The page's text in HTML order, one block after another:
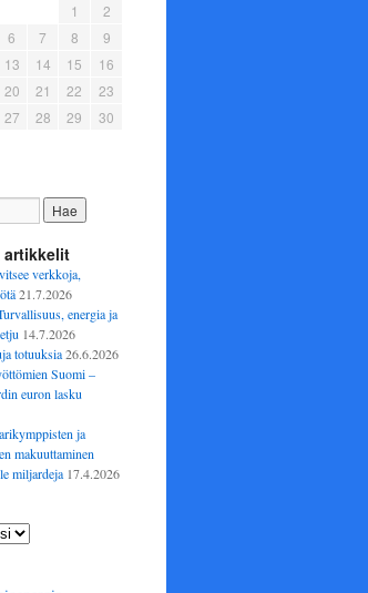
1
2
6 7 8
9
13 14 15
16
20 21 22
23
27 28 29
30
artikkelit
verkkoja,
21.7.2026
energia ja
14.7.2026
totuuksia 26.6.2026
Suomi –
euron lasku
ja
makuuttaminen
miljardeja 17.4.2026